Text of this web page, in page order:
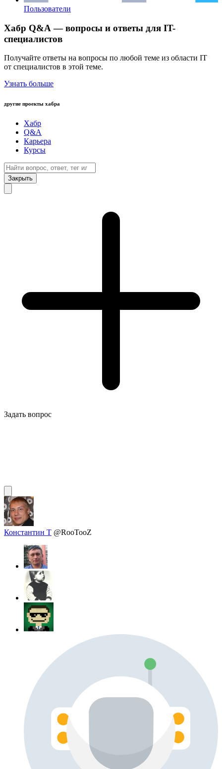
Пользователи
Хабр Q&A — вопросы и ответы для IT-
специалистов
Получайте ответы на вопросы по любой теме из области IT
от специалистов в этой теме.
Узнать больше
другие проекты хабра
Хабр
Q&A
Карьера
Курсы
Закрыть
Задать вопрос
Константин Т @RooTooZ